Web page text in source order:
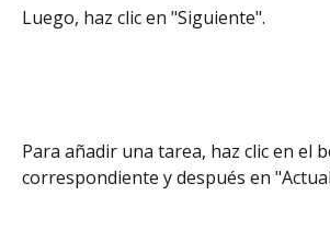
Luego, haz clic en "Siguiente".
Para añadir una tarea, haz clic en el
correspondiente y después en